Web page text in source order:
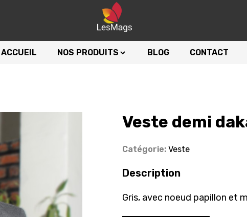
ACCUEIL NOS PRODUITS BLOG CONTACT
Veste demi
Catégorie: Veste
Description
Gris, avec noeud papillon et